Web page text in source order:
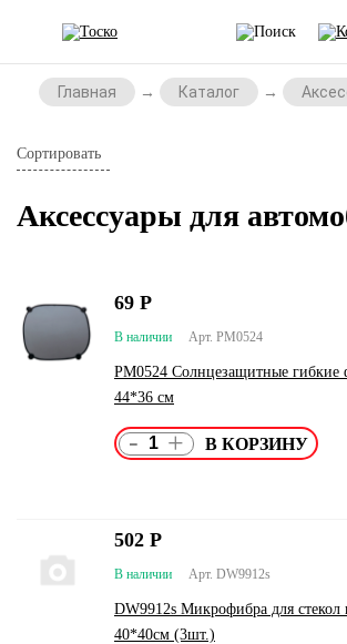
Главная Каталог
Сортировать
Аксессуары для
Арт. PM0524
В наличии
PM0524 Солнцезащитные
44*36 см
69 Р
- +
Арт. DW9912s
В наличии
DW9912s Микрофибра для стекол
40*40см (3шт.)
502 Р